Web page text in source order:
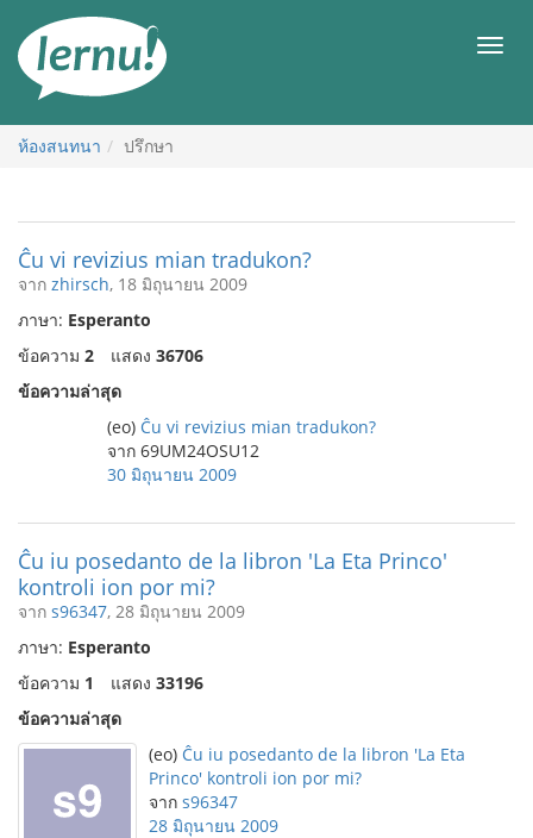
สารบัญ
เมนู
ห้องสนทนา ปรึกษา
Ĉu vi revizius mian tradukon?
จาก zhirsch, 18 มิถุนายน 2009
ภาษา: Esperanto
ข้อความ 2 แสดง 36706
ข้อความล่าสุด
(eo) Ĉu vi revizius mian tradukon?
จาก 69UM24OSU12
30 มิถุนายน 2009
Ĉu iu posedanto de la libron 'La Eta Princo'
kontroli ion por mi?
จาก s96347, 28 มิถุนายน 2009
ภาษา: Esperanto
ข้อความ 1 แสดง 33196
ข้อความล่าสุด
(eo) Ĉu iu posedanto de la libron 'La Eta
Princo' kontroli ion por mi?
จาก s96347
28 มิถุนายน 2009